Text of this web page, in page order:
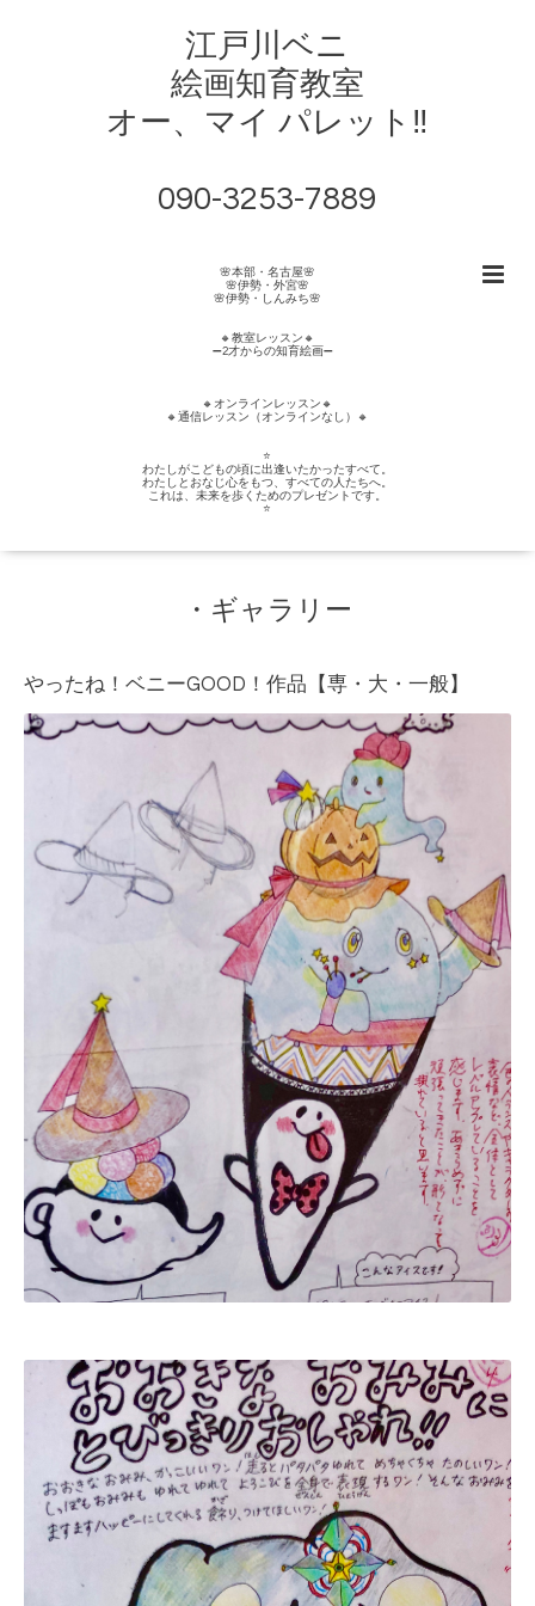
江戸川ベニ
絵画知育教室
オー、マイ パレット‼︎
090-3253-7889
🌸本部・名古屋🌸
🌸伊勢・外宮🌸
🌸伊勢・しんみち🌸
🔸教室レッスン🔸
➖2才からの知育絵画➖
🔸オンラインレッスン🔸
🔸通信レッスン（オンラインなし）🔸
⭐️
わたしがこどもの頃に出逢いたかったすべて。
わたしとおなじ心をもつ、すべての人たちへ。
これは、未来を歩くためのプレゼントです。
⭐️
・ギャラリー
やったね！ベニーGOOD！作品【専・大・一般】